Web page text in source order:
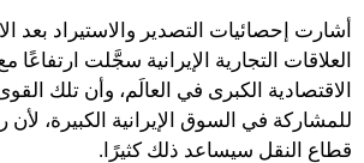
أشارت إحصائيات التصدير والاستيراد بعد
العلاقات التجارية الإيرانية سجَّلت
الاقتصادية الكبرى في العالَم، وأن تلك
للمشاركة في السوق الإيرانية الكبيرة،
قطاع النقل سيساعد ذلك كثيرًا.